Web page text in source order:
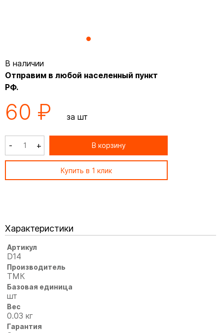
В наличии
Отправим в любой населенный пункт
РФ.
60 ₽ за шт
- + В корзину
Купить в 1 клик
Характеристики
Артикул
D14
Производитель
ТМК
Базовая единица
шт
Вес
0.03 кг
Гарантия